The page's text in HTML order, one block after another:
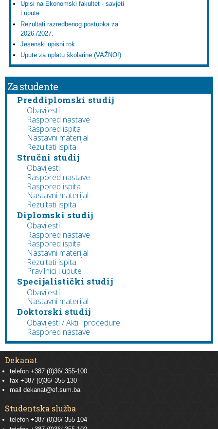
Upisi na Ekonomski fakultet - savjeti
i upute
Rezultati razredbenog postupka za
2026./2027.
Jesenski upisni rok
Upute za uplatu školarine (VAŽNO!)
Za studente
Preddiplomski studij
Obavijesti
Raspored nastave
Raspored ispita
Nastavni materijal
Rezultati ispita
Stručni studij
Obavijesti
Raspored nastave
Raspored ispita
Nastavni materijal
Rezultati ispita
Diplomski studij
Obavijesti
Raspored nastave
Raspored ispita
Nastavni materijal
Rezultati ispita
Pravilnici i upute
Specijalistički studij
Obavijesti
Nastavni materijal
Doktorski studij
Obavijesti / Akti i procedure
Raspored nastave
Dekanat
telefon +387 (0)36/ 355-100
fax +387 (0)36/ 355-130
mail dekanat@ef.sum.ba
Studentska služba
telefon +387 (0)36/ 355-104